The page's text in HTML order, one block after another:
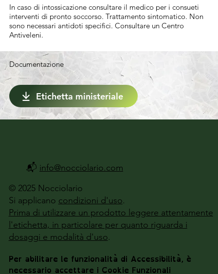
Etichetta ministeriale
Documentazione
In caso di intossicazione consultare il medico per i consueti
interventi di pronto soccorso. Trattamento sintomatico. Non
sono necessari antidoti specifici. Consultare un Centro
Antiveleni.
© 2025 Nocciolario
Si applicano condizioni d'uso.
Prima di utilizzare un prodotto leggere attentamente
l'etichetta, in particolare per quanto riguarda i
dosaggi e modalità d'uso.
Per abilitare le funzionalità di Accessibilità, è
necessario accettare i Cookie Funzionali
📬 info@nocciolario.com